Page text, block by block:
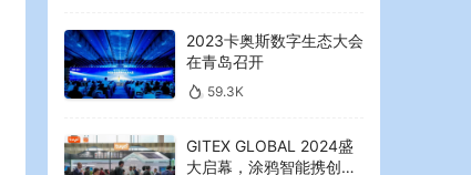
2023卡奥斯数字生态大会
在青岛召开
59.3K
GITEX GLOBAL 2024盛
大启幕，涂鸦智能携创新